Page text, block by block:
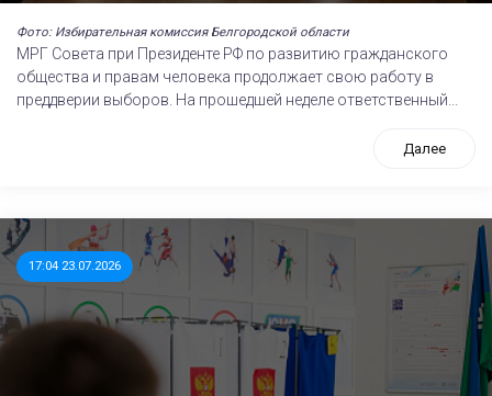
Фото: Избирательная комиссия Белгородской области
МРГ Совета при Президенте РФ по развитию гражданского
общества и правам человека продолжает свою работу в
преддверии выборов. На прошедшей неделе ответственный...
Далее
17:04 23.07.2026